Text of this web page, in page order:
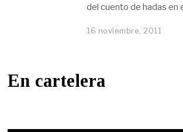
del cuento de hadas en
16 noviembre, 2011
En cartelera